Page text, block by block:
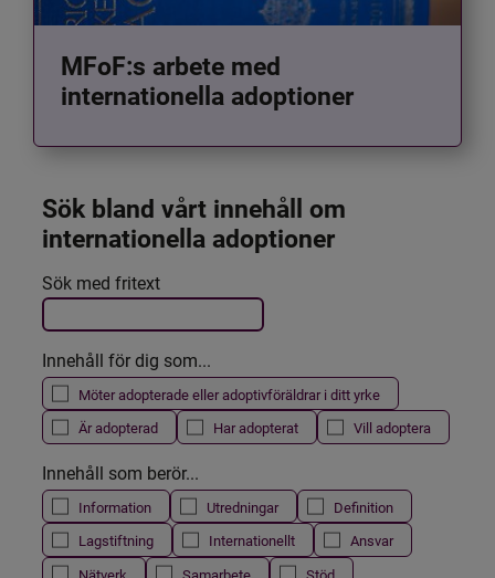
MFoF:s arbete med
internationella adoptioner
Sök bland vårt innehåll om
internationella adoptioner
Filtrera resultatet
Det här formuläret postas automatiskt
Sök med fritext
Innehåll för dig som...
Möter adopterade eller adoptivföräldrar i ditt yrke
Är adopterad
Har adopterat Vill adoptera
Innehåll som berör...
Information Utredningar
Definition
Lagstiftning
Internationellt
Ansvar
Nätverk
Samarbete
Stöd